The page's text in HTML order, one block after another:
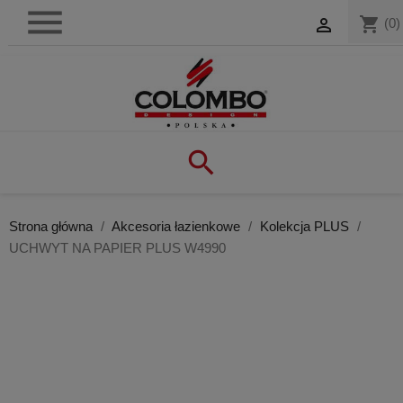
shopping_cart (0)



Strona główna Akcesoria łazienkowe
Kolekcja PLUS
UCHWYT NA PAPIER PLUS W4990